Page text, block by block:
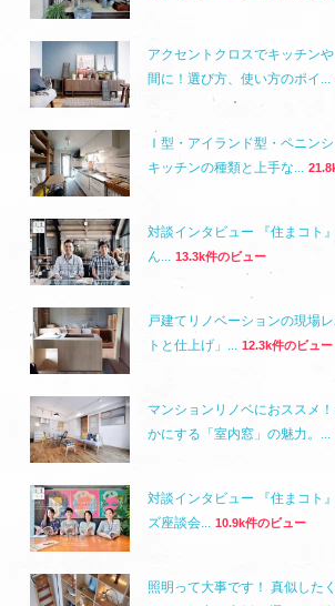
アクセントクロスでキッチン
間に！選び方、使い方のポイ...
Ｉ型・アイランド型・ペニン
キッチンの種類と上手な...
対談インタビュー 『住まコト
ん... 13.3k件のビュー
戸建てリノベーションの現場
トと仕上げ」... 12.3k件のビュー
マンションリノベにおススメ
かにする「室内窓」の魅力。...
対談インタビュー 『住まコト
ズ座談会... 10.9k件のビュー
照明って大事です！ 真似した